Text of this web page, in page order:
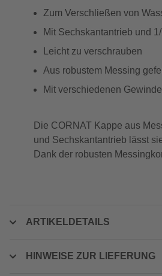
Zum Verschließen von
Mit Sechskantantrieb und
Leicht zu verschrauben
Aus robustem Messing
Mit verschiedenen
Die CORNAT Kappe aus
und Sechskantantrieb lässt
Dank der robusten
ARTIKELDETAILS
HINWEISE ZUR LIEFERUNG